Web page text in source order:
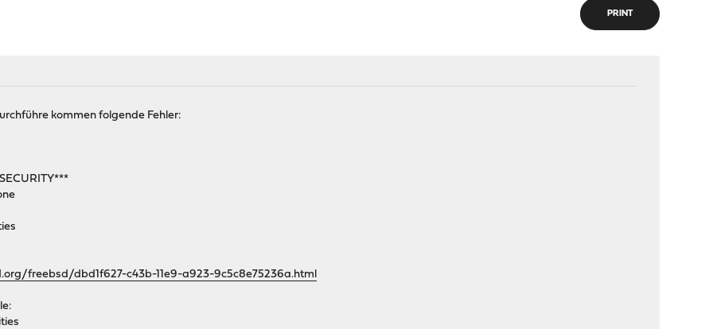
PRINT
kommen folgende Fehler:
freebsd/dbd1f627-c43b-11e9-a923-9c5c8e75236a.html